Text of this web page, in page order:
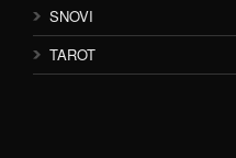
SNOVI
TAROT